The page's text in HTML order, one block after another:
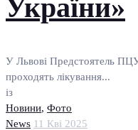
України»
У Львові Предстоятель ПЦУ
проходять лікування...
із
Новини, Фото
News 11 Кві 2025